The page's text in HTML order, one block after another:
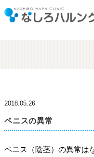
2018.05.26
ペニスの異常
ペニス（陰茎）の異常は